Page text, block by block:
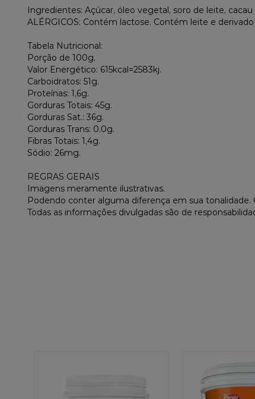
Ingredientes: Açúcar, óleo vegetal, soro de leite,
ALÉRGICOS: Contém lactose. Contém leite e derivado
Tabela Nutricional:
Porção de 100g.
Valor Energético: 615kcal=2583kj.
Carboidratos: 51g.
Proteínas: 1,6g.
Gorduras Totais: 45g.
Gorduras Sat.: 36g.
Gorduras Trans: 0,0g.
Fibras Totais: 1,4g.
Sódio: 26mg.
REGRAS GERAIS
Imagens meramente ilustrativas.
Podendo conter alguma diferença em sua
Todas as informações divulgadas são de